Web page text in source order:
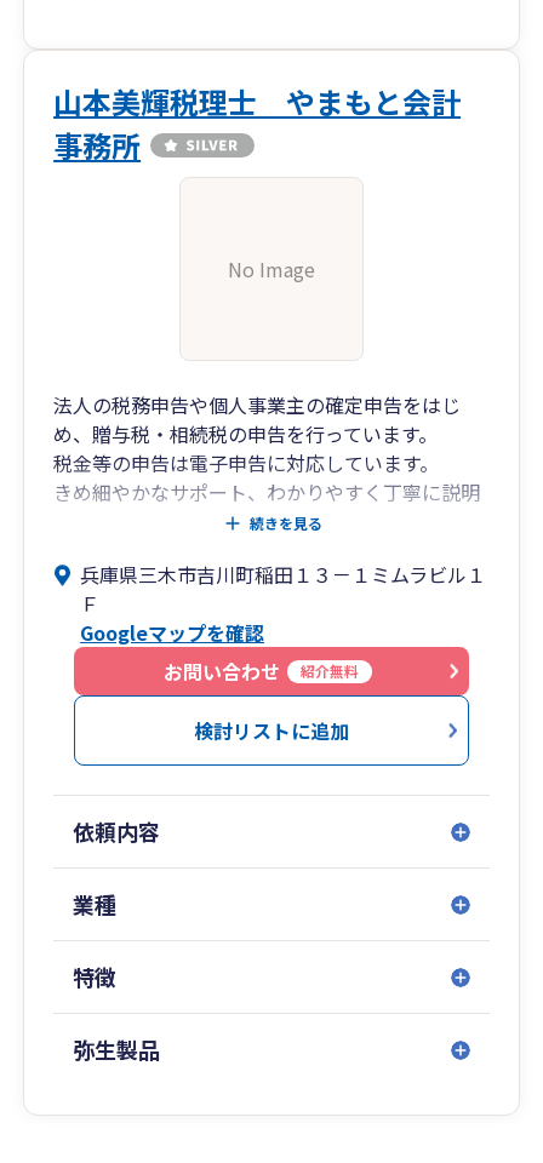
山本美輝税理士 やまもと会計
事務所
No Image
法人の税務申告や個人事業主の確定申告をはじ
め、贈与税・相続税の申告を行っています。
税金等の申告は電子申告に対応しています。
きめ細やかなサポート、わかりやすく丁寧に説明
することを心がけています。
ります。
ファイナンシャルプランナー1級技能士が常時在
籍しております。
続きを見る
兵庫県三木市吉川町稲田１３－１ミムラビル１
Ｆ
Googleマップを確認
お問い合わせ
紹介無料
検討リストに追加
依頼内容
業種
特徴
弥生製品